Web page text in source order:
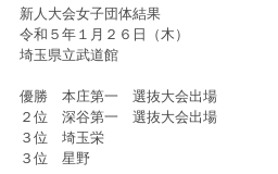
新人大会女子団体結果
令和５年１月２６日（木）
埼玉県立武道館
優勝 本庄第一 選抜大会出場
２位 深谷第一 選抜大会出場
３位 埼玉栄
３位 星野